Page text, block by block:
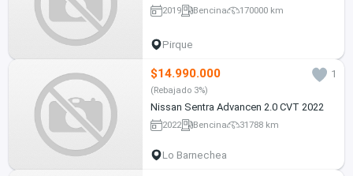
2019 Bencina 170000 km
Pirque
$14.990.000 1
(Rebajado 3%)
Nissan Sentra Advancen 2.0 CVT 2022
2022 Bencina 31788 km
Lo Barnechea